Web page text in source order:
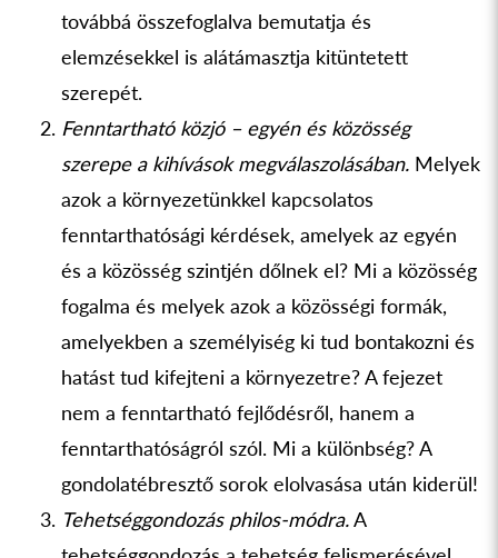
továbbá összefoglalva bemutatja és
elemzésekkel is alátámasztja kitüntetett
szerepét.
Fenntartható közjó – egyén és közösség
szerepe a kihívások megválaszolásában. Melyek
azok a környezetünkkel kapcsolatos
fenntarthatósági kérdések, amelyek az egyén
és a közösség szintjén dőlnek el? Mi a közösség
fogalma és melyek azok a közösségi formák,
amelyekben a személyiség ki tud bontakozni és
hatást tud kifejteni a környezetre? A fejezet
nem a fenntartható fejlődésről, hanem a
fenntarthatóságról szól. Mi a különbség? A
gondolatébresztő sorok elolvasása után kiderül!
Tehetséggondozás philos-módra.A